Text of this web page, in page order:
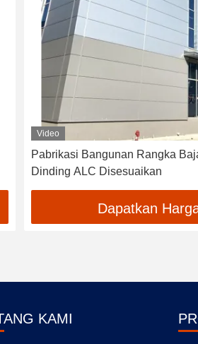
Video
Pabrikasi Bangunan Rangka
Dinding ALC Disesuaikan
Dapatkan
KAMI